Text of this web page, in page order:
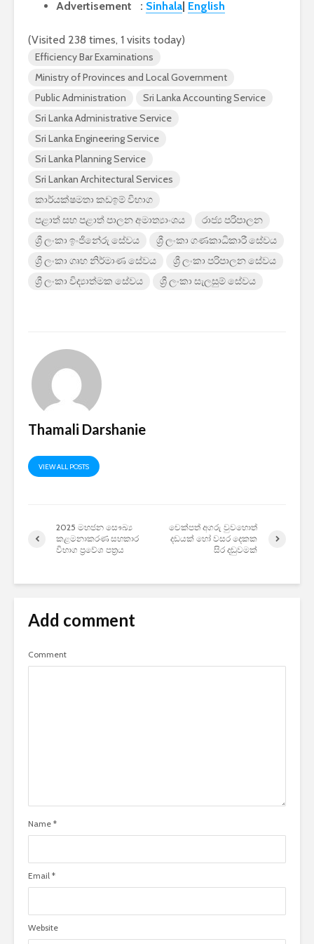
Advertisement : Sinhala| English
(Visited 238 times, 1 visits today)
Efficiency Bar Examinations
Ministry of Provinces and Local Government
Public Administration
Sri Lanka Accounting Service
Sri Lanka Administrative Service
Sri Lanka Engineering Service
Sri Lanka Planning Service
Sri Lankan Architectural Services
කාර්යක්ෂමතා කඩඉම් විභාග
පළාත් සහ පළාත් පාලන අමාත්‍යාංශය
රාජ්‍ය පරිපාලන
ශ්‍රී ලංකා ඉංජිනේරු සේවය
ශ්‍රී ලංකා ගණකාධිකාරී සේවය
ශ්‍රී ලංකා ගෘහ නිර්මාණ සේවය
ශ්‍රී ලංකා පරිපාලන සේවය
ශ්‍රී ලංකා විද්‍යාත්මක සේවය
ශ්‍රී ලංකා සැලසුම් සේවය
Thamali Darshanie
VIEW ALL POSTS
2025 මහජන සෞඛ්‍ය
කළමනාකරණ සහකාර
විභාග ප්‍රවේශ පත්‍රය
චෙක්පත් අගරු වුවහොත්
දඩයක් හෝ වසර දෙකක
සිර දඬුවමක්
Add comment
Comment
Name *
Email *
Website
2026 යාවත්කාලීනය
නියමිතයි.